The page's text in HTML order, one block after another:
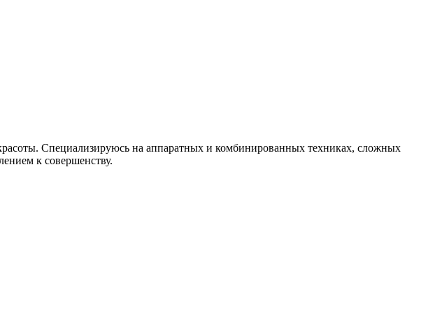
Специализируюсь на аппаратных и комбинированных техниках, сложных
к совершенству.